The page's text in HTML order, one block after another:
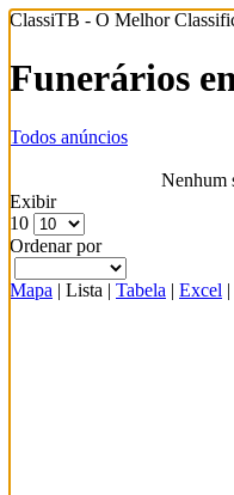
ClassiTB - O Melhor
Funerários
Todos anúncios
Nenhum
Exibir
10
Ordenar por
Mapa | Lista | Tabela | Excel |